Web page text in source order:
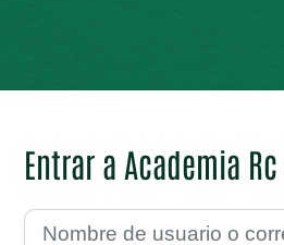
Entrar a Academia
Saltar a creación de una nueva cuenta
Nombre de usuario o correo electrónico